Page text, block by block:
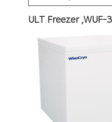
ULT Freezer ,WUF-